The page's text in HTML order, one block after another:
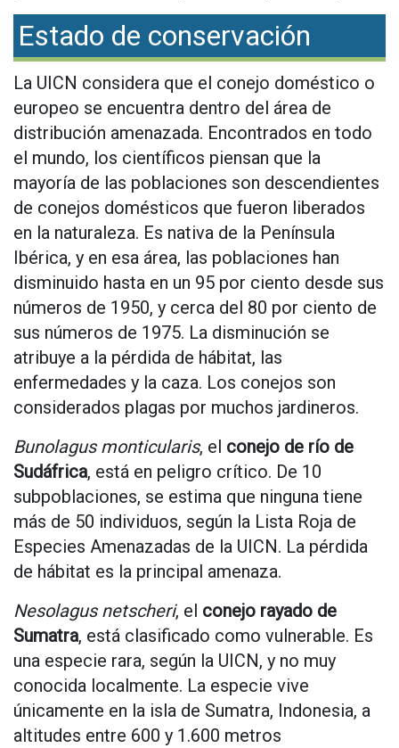
Estado de conservación
La UICN considera que el conejo doméstico o
europeo se encuentra dentro del área de
distribución amenazada. Encontrados en todo
el mundo, los científicos piensan que la
mayoría de las poblaciones son descendientes
de conejos domésticos que fueron liberados
en la naturaleza. Es nativa de la Península
Ibérica, y en esa área, las poblaciones han
disminuido hasta en un 95 por ciento desde sus
números de 1950, y cerca del 80 por ciento de
sus números de 1975. La disminución se
atribuye a la pérdida de hábitat, las
enfermedades y la caza. Los conejos son
considerados plagas por muchos jardineros.
Bunolagus monticularis, el conejo de río de
Sudáfrica, está en peligro crítico. De 10
subpoblaciones, se estima que ninguna tiene
más de 50 individuos, según la Lista Roja de
Especies Amenazadas de la UICN. La pérdida
de hábitat es la principal amenaza.
Nesolagus netscheri, el conejo rayado de
Sumatra, está clasificado como vulnerable. Es
una especie rara, según la UICN, y no muy
conocida localmente. La especie vive
únicamente en la isla de Sumatra, Indonesia, a
altitudes entre 600 y 1.600 metros